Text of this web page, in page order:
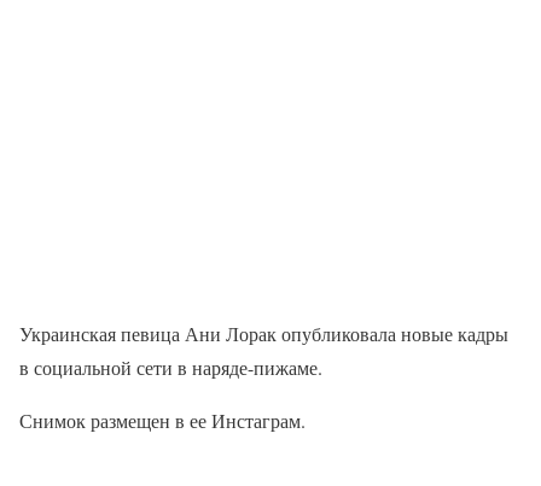
Украинская певица Ани Лорак опубликовала новые кадры
в социальной сети в наряде-пижаме.
Снимок размещен в ее Инстаграм.